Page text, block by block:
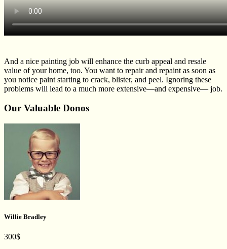
And a nice painting job will enhance the curb appeal and resale
value of your home, too. You want to repair and repaint as soon as
you notice paint starting to crack, blister, and peel. Ignoring these
problems will lead to a much more extensive—and expensive— job.
Our Valuable Donos
Willie Bradley
300$